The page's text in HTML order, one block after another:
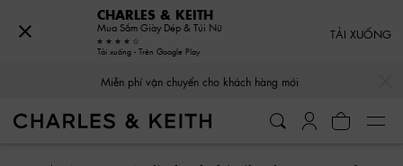
Miễn phí vận chuyển cho khách hàng mới
CHARLES & KEITH
Mua Sắm Giày Dép & Túi Nữ
Tải xuống - Trên Google Play
TẢI XUỐNG